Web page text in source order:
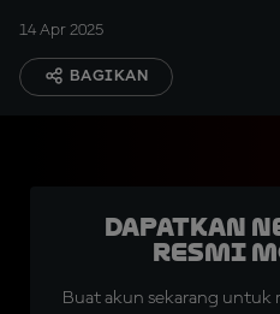
14 Apr 2025
BAGIKAN
Dapatkan
Resmi
Buat akun sekarang untuk